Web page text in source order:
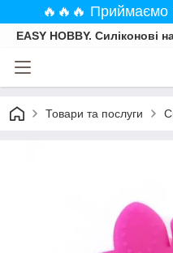
🔥🔥🔥 Приймаємо
EASY HOBBY. Силіконові
Товари та послуги